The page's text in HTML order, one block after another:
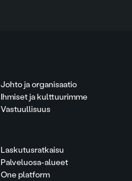
Johto ja organisaatio
Ihmiset ja kulttuurimme
Vastuullisuus
Laskutusratkaisu
Palveluosa-alueet
One platform